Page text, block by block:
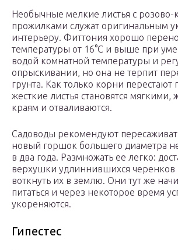
Необычные мелкие листья с
прожилками служат оригинальным
интерьеру. Фиттония хорошо
температуры от 16°C и выше при
водой комнатной температуры и
опрыскивании, но она не терпит
грунта. Как только корни перестают
жесткие листья становятся мягкими,
краям и отваливаются.
Садоводы рекомендуют
новый горшок большего диаметра
в два года. Размножать ее легко:
верхушки удлиннившихся черенков
воткнуть их в землю. Они тут же
питаться и через некоторое время
укореняются.
Гипестес